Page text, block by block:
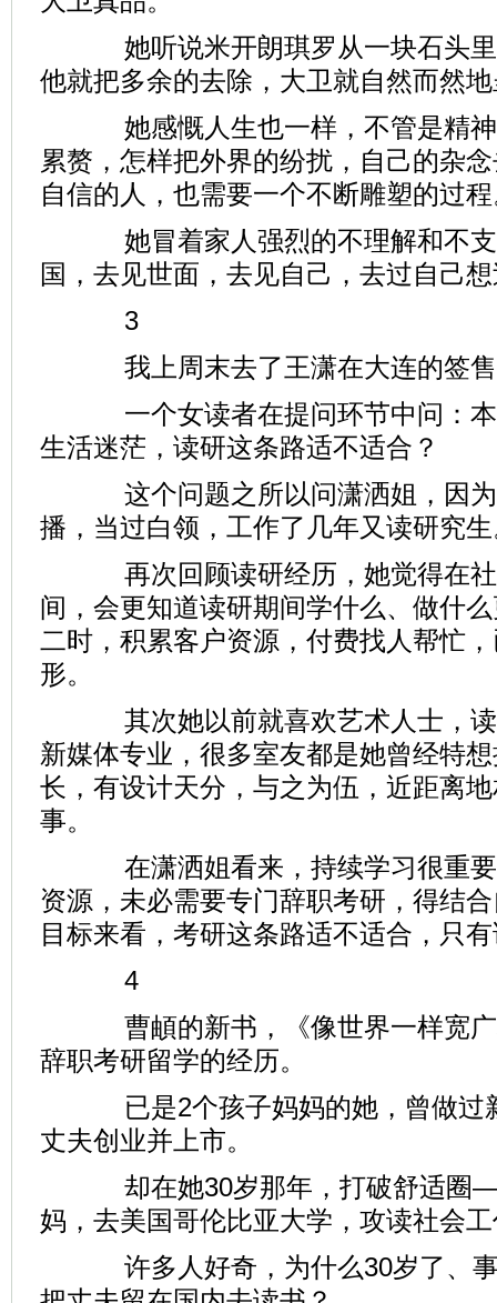
她听说米开朗琪罗从一块石头里
他就把多余的去除，大卫就自然而然
她感慨人生也一样，不管是精神
累赘，怎样把外界的纷扰，自己的杂
自信的人，也需要一个不断雕塑的过
她冒着家人强烈的不理解和不支
国，去见世面，去见自己，去过自己
3
我上周末去了王潇在大连的签
一个女读者在提问环节中问：本
生活迷茫，读研这条路适不适合？
这个问题之所以问潇洒姐，因为
播，当过白领，工作了几年又读研究
再次回顾读研经历，她觉得在社
间，会更知道读研期间学什么、做什
二时，积累客户资源，付费找人帮忙
形。
其次她以前就喜欢艺术人士，读
新媒体专业，很多室友都是她曾经特
长，有设计天分，与之为伍，近距离
事。
在潇洒姐看来，持续学习很重要
资源，未必需要专门辞职考研，得结
目标来看，考研这条路适不适合，只
4
曹頔的新书，《像世界一样宽广
辞职考研留学的经历。
已是2个孩子妈妈的她，曾做过
丈夫创业并上市。
却在她30岁那年，打破舒适圈
妈，去美国哥伦比亚大学，攻读社会
许多人好奇，为什么30岁了、事